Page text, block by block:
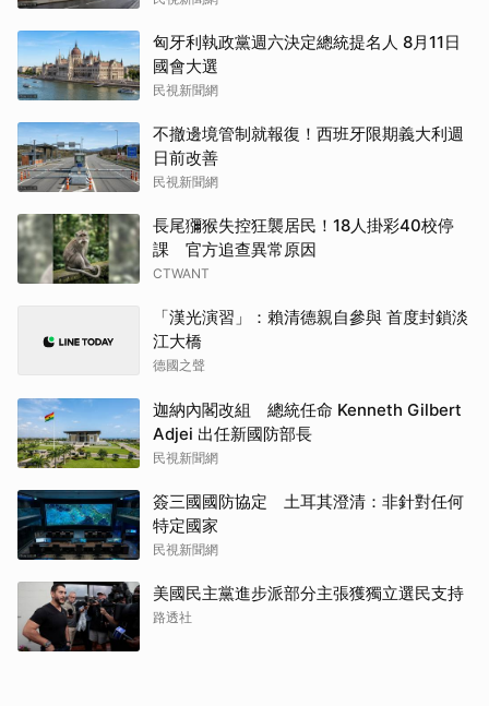
匈牙利執政黨週六決定總統提名人 8月11日
國會大選
民視新聞網
不撤邊境管制就報復！西班牙限期義大利週
日前改善
民視新聞網
長尾獼猴失控狂襲居民！18人掛彩40校停
課 官方追查異常原因
CTWANT
「漢光演習」：賴清德親自參與 首度封鎖淡
江大橋
德國之聲
迦納內閣改組 總統任命 Kenneth Gilbert
Adjei 出任新國防部長
民視新聞網
簽三國國防協定 土耳其澄清：非針對任何
特定國家
民視新聞網
美國民主黨進步派部分主張獲獨立選民支持
路透社